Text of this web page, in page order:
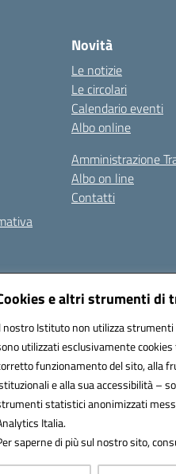
e altri strumenti di
nostro Istituto non utilizza
utilizzati esclusivamente
funzionamento del sito, alla
e alla sua accessibilità –
statistici anonimizzati
Italia.
saperne di più sul nostro sito,
Novità
Le notizie
Le circolari
Calendario eventi
Albo online
Amministrazione
Albo on line
Contatti